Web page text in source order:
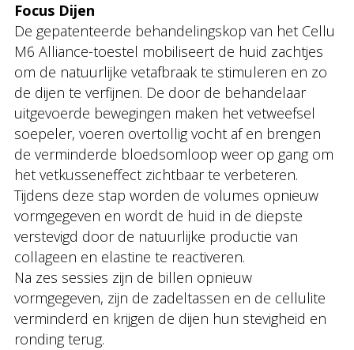
Focus Dijen
De gepatenteerde behandelingskop van het Cellu
M6 Alliance-toestel mobiliseert de huid zachtjes
om de natuurlijke vetafbraak te stimuleren en zo
de dijen te verfijnen. De door de behandelaar
uitgevoerde bewegingen maken het vetweefsel
soepeler, voeren overtollig vocht af en brengen
de verminderde bloedsomloop weer op gang om
het vetkusseneffect zichtbaar te verbeteren.
Tijdens deze stap worden de volumes opnieuw
vormgegeven en wordt de huid in de diepste
verstevigd door de natuurlijke productie van
collageen en elastine te reactiveren.
Na zes sessies zijn de billen opnieuw
vormgegeven, zijn de zadeltassen en de cellulite
verminderd en krijgen de dijen hun stevigheid en
ronding terug.